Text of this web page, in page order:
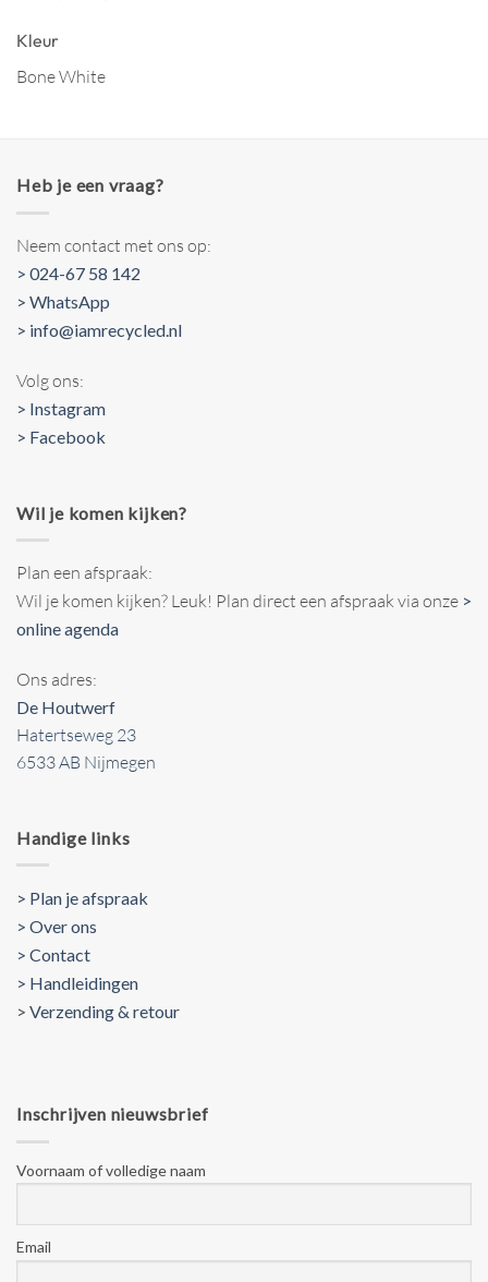
Kleur
Bone White
Heb je een vraag?
Neem contact met ons op:
> 024-67 58 142
> WhatsApp
> info@iamrecycled.nl
Volg ons:
> Instagram
> Facebook
Wil je komen kijken?
Plan een afspraak:
Wil je komen kijken? Leuk! Plan direct een afspraak via onze >
online agenda
Ons adres:
De Houtwerf
Hatertseweg 23
6533 AB Nijmegen
Handige links
> Plan je afspraak
> Over ons
> Contact
> Handleidingen
> Verzending & retour
Inschrijven nieuwsbrief
Voornaam of volledige naam
Email